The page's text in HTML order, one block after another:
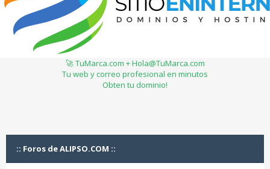
🚀 TuMarca.com + Hola@TuMarca.com
Tu web y correo profesional en minutos
Obten tu dominio!
:: Foros de ALIPSO.COM ::